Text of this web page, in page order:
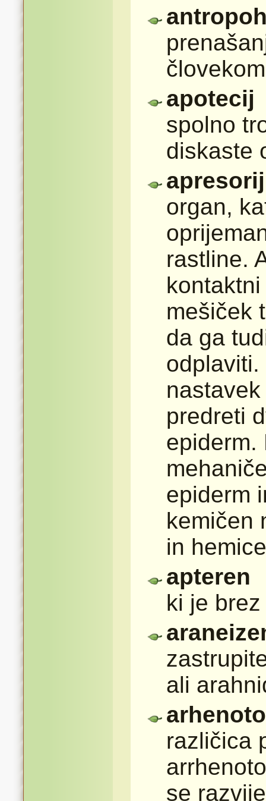
apotecij
spolno
diskaste
apresorij
organ,
rastline.
mešiček
da ga
predreti
epiderm.
epiderm
kemičen
in
apteren
ki je
ali
različica
se